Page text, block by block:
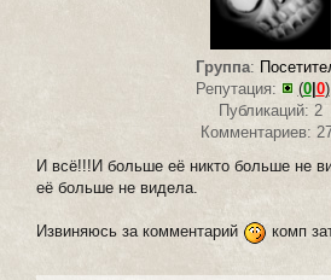
Группа:
Репутация:
(0|0)
Публикаций: 2
Комментариев:
И всё!!!И больше её никто больше не
её больше не видела.
Извиняюсь за комментарий комп